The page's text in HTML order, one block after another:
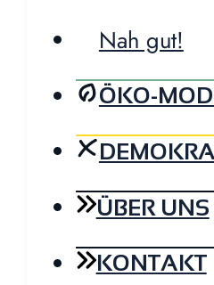
Nah gut!
ÖKO-
ÜBER UNS
KONTAKT